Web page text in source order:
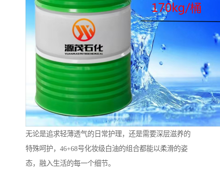
无论是追求轻薄透气的日常护理，还是需要深层滋养的
特殊呵护，46+68号化妆级白油的组合都能以柔滑的姿
态，融入生活的每一个细节。